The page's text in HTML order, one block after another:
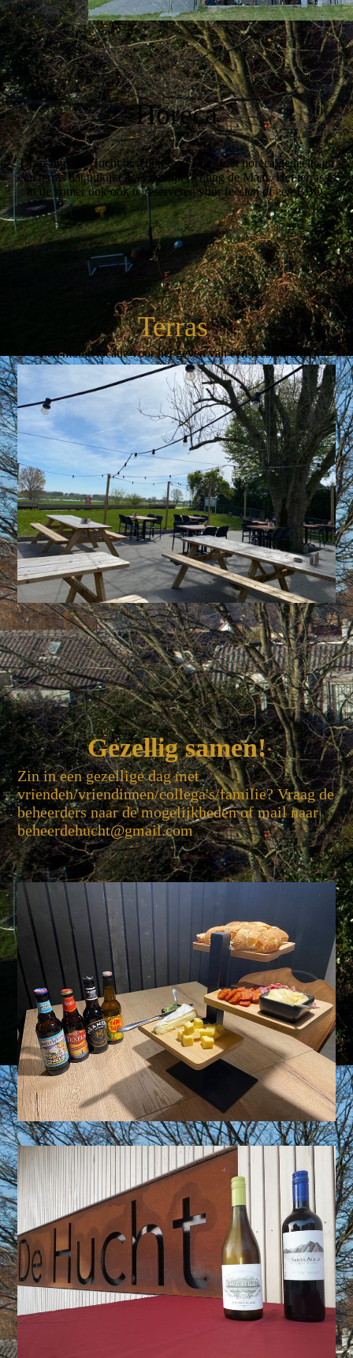
Horeca
Dorpshuis de Hucht beschikt over een groot horeca gedeelte en
een terras dat uitkijkt over de dijk richting de Maas. Het terras is
in de zomer ook ook te reserveren voor feesten of een BBQ.
Terras
Een mooie locatie voor het geven van een feest of BBQ.
Gezellig samen!
Zin in een gezellige dag met
vrienden/vriendinnen/collega's/familie? Vraag de
beheerders naar de mogelijkheden of mail naar
beheerdehucht@gmail.com